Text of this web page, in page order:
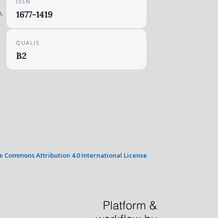
1677-1419
QUALIS
B2
Commons Attribution 4.0 International License